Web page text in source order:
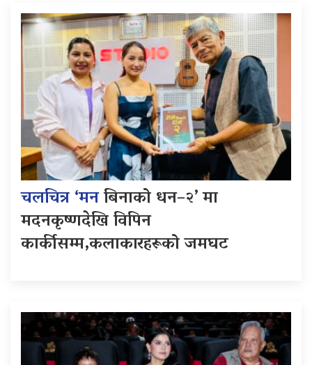
चलचित्र ‘मनबिनाको धन–२’ मा
मदनकृष्णदेखि विपिन
कार्कीसम्म,कलाकारहरूको जमघट